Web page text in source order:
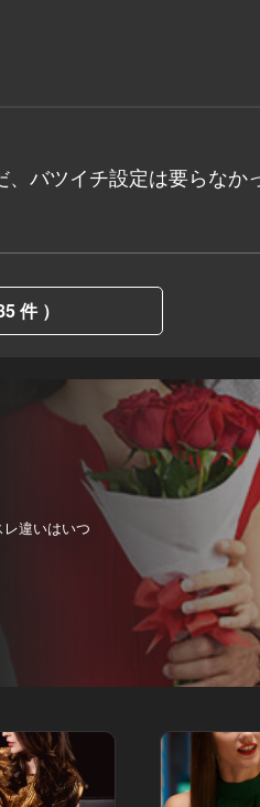
バツイチ設定は要らなか
件 ）
違いはいつ